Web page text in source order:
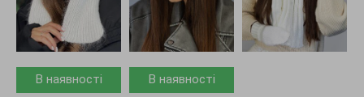
В наявності В наявності